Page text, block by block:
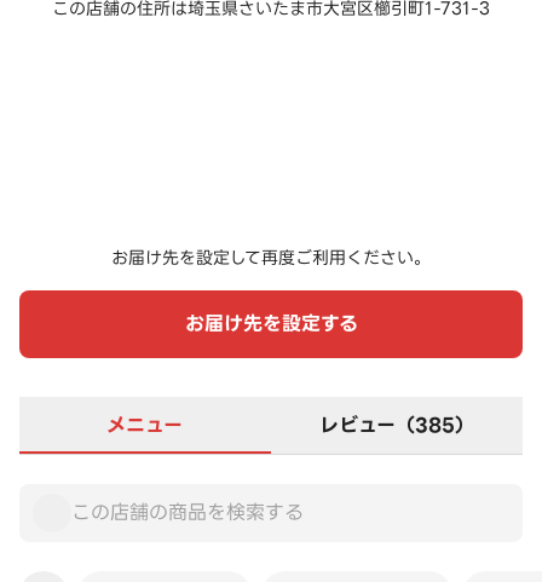
この店舗の住所は埼玉県さいたま市大宮区櫛引町1-731-3
お届け先を設定して再度ご利用ください。
お届け先を設定する
メニュー レビュー（385）